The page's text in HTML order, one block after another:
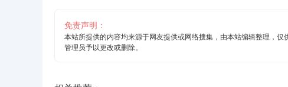
免责声明：
本站所提供的内容均来源于网友提供或网络搜集，由本站编辑整理，
管理员予以更改或删除。